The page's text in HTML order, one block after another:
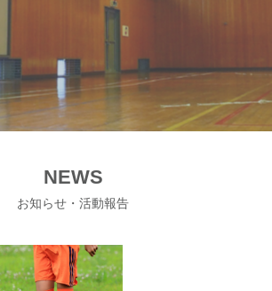
NEWS
お知らせ・活動報告